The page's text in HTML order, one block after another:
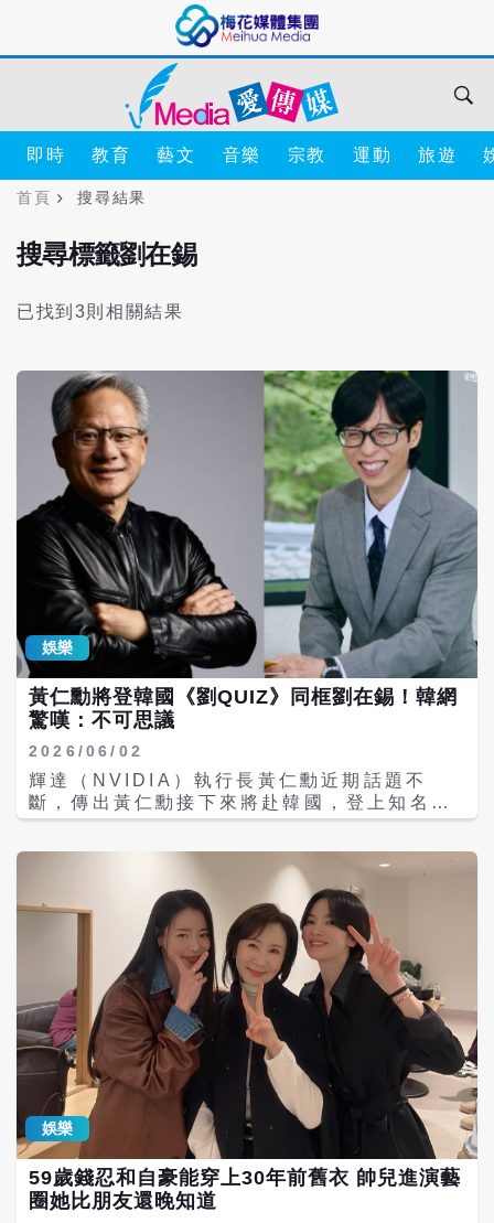
即時 教育 藝文 音樂 宗教 運動 旅遊
首頁 搜尋結果
搜尋標籤劉在錫
已找到3則相關結果
娛樂
黃仁勳將登韓國《劉QUIZ》同框劉在錫！韓網
驚嘆：不可思議
2026/06/02
輝達（NVIDIA）執行長黃仁勳近期話題不
斷，傳出黃仁勳接下來將赴韓國，登上知名韓
國主持人劉在錫主持的人氣談話節目《劉
韓職「斗山熊」開球，引發韓國網友熱烈討
論。而昨天（1日）晚間黃仁勳舉辦台韓交流
之夜，聚集SK海力士、三星電子、LG集團等
科技巨頭，更透露輝達可能將擴大對韓國的投
BLOCK》官方今日證實，全球科技巨頭輝達
（NVIDIA）創辦人黃仁勳將於本週訪問韓
國，並將首度登上綜藝談話節目。據了解，黃
仁勳不僅將在此行與韓國企業界高層會面，深
化雙邊的關鍵合作，娛樂公司「CJ ENM」負
責人南承龍也透露黃仁勳將在《劉QUIZ》與
觀眾分享他從洗碗少年躍升為全球市值第一企
業CEO的奮鬥歷程，以及AI科技的未來趨勢。
錄製節目預計在6月份播出。 《劉QUIZ ON
THE BLOCK》是由在韓國聲望極高的知名主
持人劉在錫所主持，他曾邀請韓國天團BTS上
娛樂
59歲錢忍和自豪能穿上30年前舊衣 帥兒進演藝
圈她比朋友還晚知道